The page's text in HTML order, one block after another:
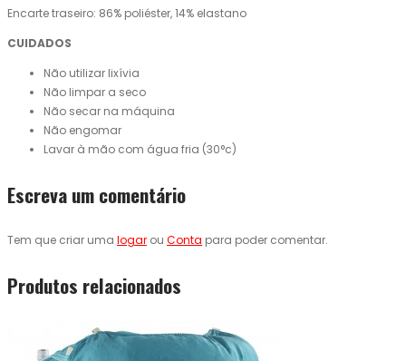
Encarte traseiro: 86% poliéster, 14% elastano
CUIDADOS
Não utilizar lixívia
Não limpar a seco
Não secar na máquina
Não engomar
Lavar à mão com água fria (30°c)
Escreva um comentário
Tem que criar uma logar ou Conta para poder comentar.
Produtos relacionados